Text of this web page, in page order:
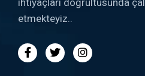
etmekteyiz..